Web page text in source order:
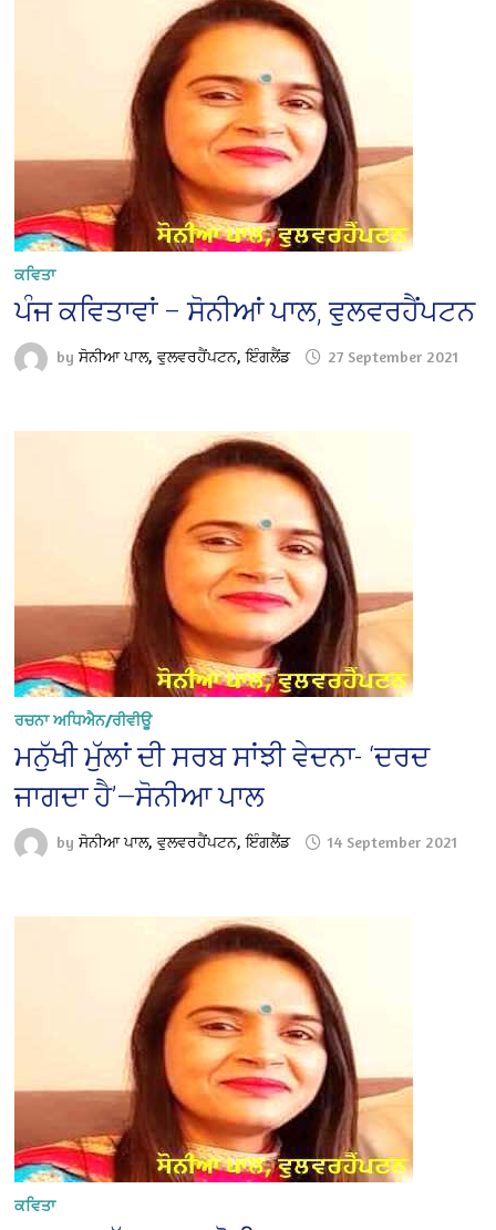
ਕਵਿਤਾ
ਪੰਜ ਕਵਿਤਾਵਾਂ – ਸੋਨੀਆਂ ਪਾਲ, ਵੁਲਵਰਹੈਂਪਟਨ
byਸੋਨੀਆ ਪਾਲ, ਵੁਲਵਰਹੈਂਪਟਨ, ਇੰਗਲੈਂਡ 27 September 2021
ਰਚਨਾ ਅਧਿਐਨ/ਰੀਵੀਊ
ਮਨੁੱਖੀ ਮੁੱਲਾਂ ਦੀ ਸਰਬ ਸਾਂਝੀ ਵੇਦਨਾ- ‘ਦਰਦ
ਜਾਗਦਾ ਹੈ’—ਸੋਨੀਆ ਪਾਲ
byਸੋਨੀਆ ਪਾਲ, ਵੁਲਵਰਹੈਂਪਟਨ, ਇੰਗਲੈਂਡ 14 September 2021
ਕਵਿਤਾ